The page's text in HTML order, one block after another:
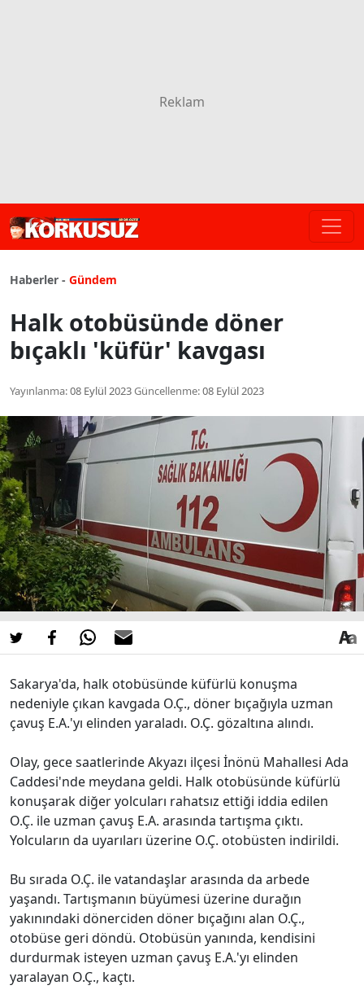
Haberler - Gündem
Halk otobüsünde döner
bıçaklı 'küfür' kavgası
Yayınlanma:08 Eylül 2023Güncellenme:08 Eylül 2023
Sakarya'da, halk otobüsünde küfürlü konuşma
nedeniyle çıkan kavgada O.Ç., döner bıçağıyla uzman
çavuş E.A.'yı elinden yaraladı. O.Ç. gözaltına alındı.
Olay, gece saatlerinde Akyazı ilçesi İnönü Mahallesi Ada
Caddesi'nde meydana geldi. Halk otobüsünde küfürlü
konuşarak diğer yolcuları rahatsız ettiği iddia edilen
O.Ç. ile uzman çavuş E.A. arasında tartışma çıktı.
Yolcuların da uyarıları üzerine O.Ç. otobüsten indirildi.
Bu sırada O.Ç. ile vatandaşlar arasında da arbede
yaşandı. Tartışmanın büyümesi üzerine durağın
yakınındaki dönerciden döner bıçağını alan O.Ç.,
otobüse geri döndü. Otobüsün yanında, kendisini
durdurmak isteyen uzman çavuş E.A.'yı elinden
yaralayan O.Ç., kaçtı.